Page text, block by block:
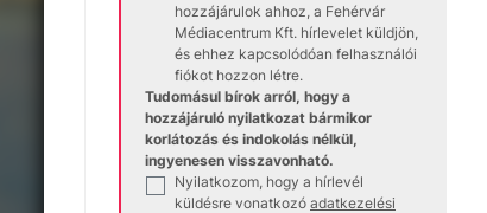
hozzájárulok ahhoz, a Fehérvár
Médiacentrum Kft. hírlevelet küldjön,
és ehhez kapcsolódóan felhasználói
fiókot hozzon létre.
Tudomásul bírok arról, hogy a
hozzájáruló nyilatkozat bármikor
korlátozás és indokolás nélkül,
ingyenesen visszavonható.
✓
Nyilatkozom, hogy a hírlevél
küldésre vonatkozó adatkezelési